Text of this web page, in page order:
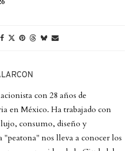
con 28 años de
en México. Ha trabajado con
consumo, diseño y
nos lleva a conocer los